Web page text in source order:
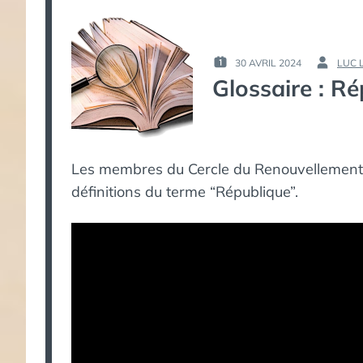
PUBLIÉ
LE :
30 AVRIL 2024
PAR :
LUC
Glossaire :
Les membres du Cercle du
définitions du terme “République”.